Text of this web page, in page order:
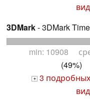
3DMark- 3DMark
min: 10908
(49%)
+ 3